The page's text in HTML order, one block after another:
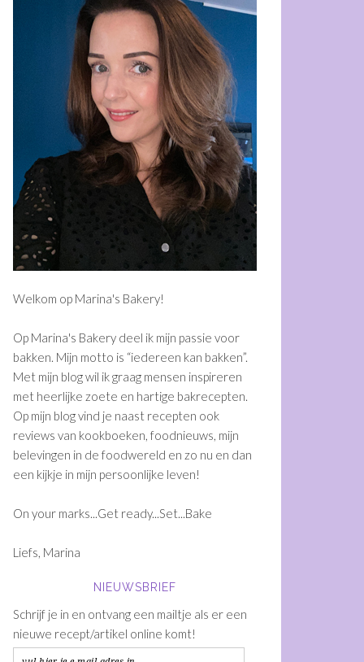
Welkom op Marina's Bakery!
Op Marina's Bakery deel ik mijn passie voor
bakken. Mijn motto is “iedereen kan bakken”.
Met mijn blog wil ik graag mensen inspireren
met heerlijke zoete en hartige bakrecepten.
Op mijn blog vind je naast recepten ook
reviews van kookboeken, foodnieuws, mijn
belevingen in de foodwereld en zo nu en dan
een kijkje in mijn persoonlijke leven!
On your marks...Get ready...Set...Bake
Liefs, Marina
NIEUWSBRIEF
Schrijf je in en ontvang een mailtje als er een
nieuwe recept/artikel online komt!
vul